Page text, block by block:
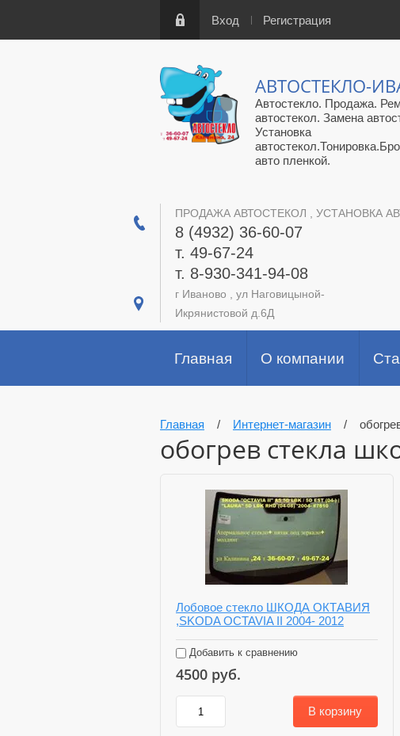
Вход Регистрация
АВТОСТЕКЛО-
Автостекло. Продажа.
автостекол. Замена
Установка
авто пленкой.
ПРОДАЖА АВТОСТЕКОЛ , УСТАНОВКА
8 (4932) 36-60-07
т. 49-67-24
т. 8-930-341-94-08
г Иваново , ул Наговицыной-
Икрянистовой д.6Д
Главная О компании
Главная / Интернет-магазин /
обогрев стекла
Лобовое стекло ШКОДА ОКТАВИЯ
,SKODA OCTAVIA II 2004- 2012
Добавить к сравнению
4500 руб.
В корзину